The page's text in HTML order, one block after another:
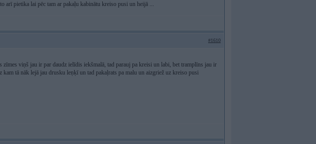
arī pietika lai pēc tam ar pakaļu kabinātu kreiso pusi un heijā ...
#1610
zīmes viņš jau ir par daudz ielīdis iekšmalā, tad parauj pa kreisi un labi, bet tramplīns jau ir
kam tā nāk lejā jau drusku leņķī un tad pakaļrats pa malu un aizgriež uz kreiso pusi